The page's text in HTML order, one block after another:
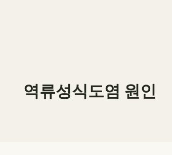
역류성식도염 원인